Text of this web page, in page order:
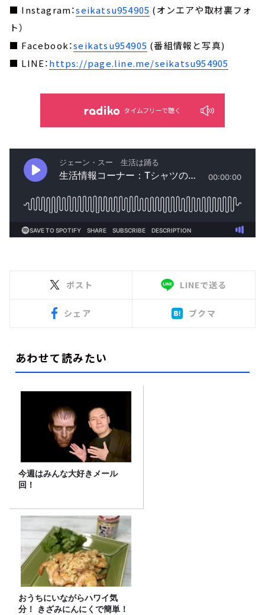
■ Instagram：seikatsu954905 (オンエアや取材裏フォ
ト）
■ Facebook：seikatsu954905 (番組情報と写真)
■ LINE：https://page.line.me/seikatsu954905
タイムフリーで聴く
ポスト LINEで送る
シェア ブクマ
あわせて読みたい
今週はみんな大好きメール
回！
おうちにいながらハワイ気
分！ きざみにんにくで簡単！